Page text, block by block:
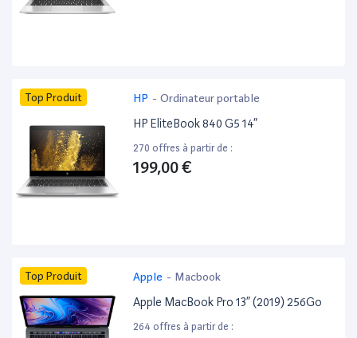
Top Produit HP - Ordinateur portable
HP EliteBook 840 G5 14”
270 offres à partir de :
199,00 €
Top Produit Apple - Macbook
Apple MacBook Pro 13” (2019) 256Go
264 offres à partir de :